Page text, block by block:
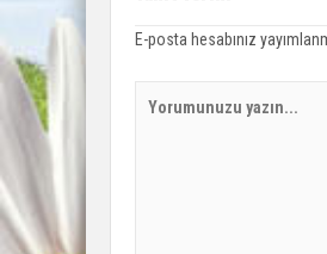
E-posta hesabınız